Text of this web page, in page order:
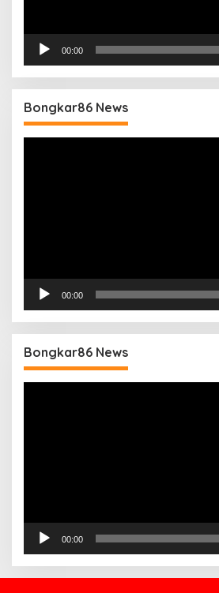
00:00
Bongkar86 News
00:00
Bongkar86 News
00:00